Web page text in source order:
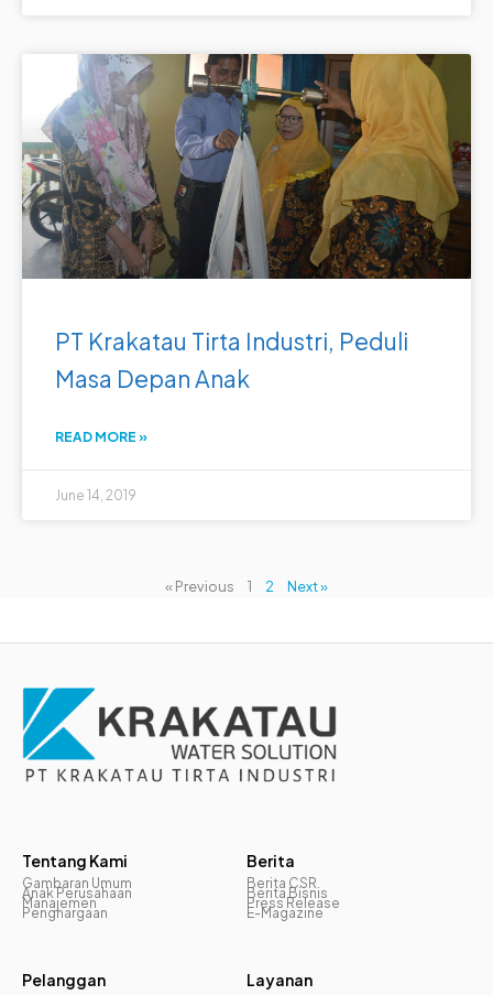
PT Krakatau Tirta Industri, Peduli
Masa Depan Anak
READ MORE »
June 14, 2019
« Previous 1 2 Next »
Tentang Kami
Gambaran Umum
Anak Perusahaan
Manajemen
Penghargaan
Berita
Berita CSR
Berita Bisnis
Press Release
E-Magazine
Pelanggan Layanan